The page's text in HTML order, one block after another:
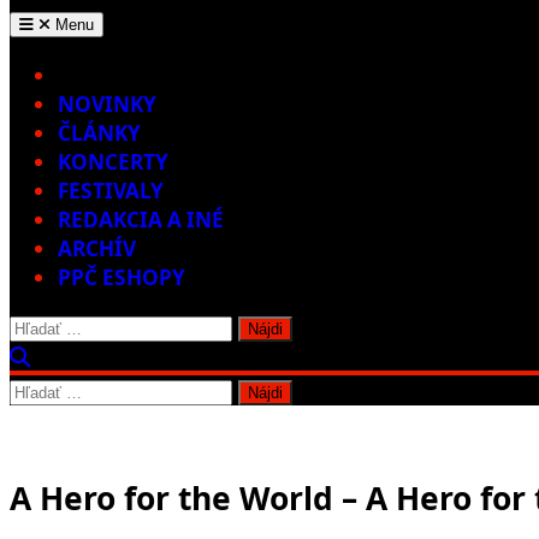
Menu
NOVINKY
ČLÁNKY
KONCERTY
FESTIVALY
REDAKCIA A INÉ
ARCHÍV
PPČ ESHOPY
Hľadať:
Hľadať:
A Hero for the World – A Hero for